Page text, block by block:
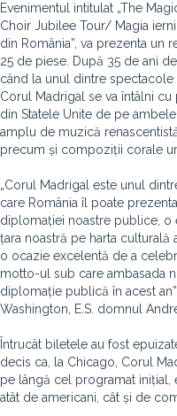
Evenimentul intitulat „The
Choir Jubilee Tour/ Magia
din România”, va prezenta un
25 de piese. După 35 de ani
când la unul dintre
Corul Madrigal se va întâlni
din Statele Unite de pe
amplu de muzică
precum și compoziții corale
„Corul Madrigal este unul
care România îl poate
diplomației noastre publice,
țara noastră pe harta culturală
o ocazie excelentă de a
motto-ul sub care ambasada
diplomație publică în acest
Washington, E.S. domnul
Întrucât biletele au fost
decis ca, la Chicago, Corul
pe lângă cel programat inițial,
atât de americani, cât și de